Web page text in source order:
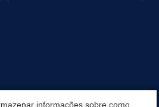
informações sobre como